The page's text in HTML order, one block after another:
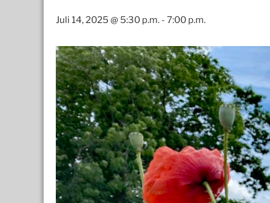
Juli 14, 2025 @ 5:30 p.m. - 7:00 p.m.